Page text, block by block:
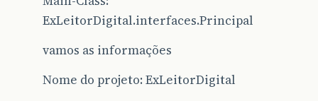
ExLeitorDigital.interfaces.Principal
vamos as informações
Nome do projeto: ExLeitorDigital